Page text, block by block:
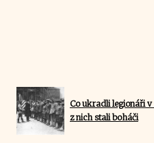
Co ukradli legionáři
z nich stali boháči